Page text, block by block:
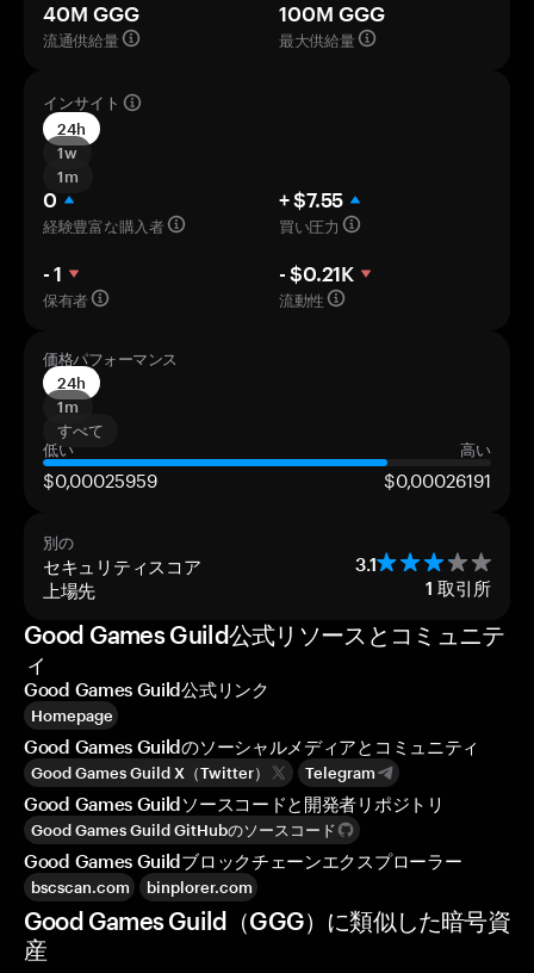
40M GGG
流通供給量
100M GGG
最大供給量
インサイト
24h
1w
1m
0
経験豊富な購入者
+ $7.55
買い圧力
- 1
保有者
- $0.21K
流動性
価格パフォーマンス
24h
1m
すべて
低い
高い
$0,00025959 $0,00026191
別の
セキュリティスコア 3.1
上場先 1 取引所
Good Games Guild公式リソースとコミュニテ
ィ
Good Games Guild公式リンク
Homepage
Good Games Guildのソーシャルメディアとコミュニティ
Good Games Guild X（Twitter） Telegram
Good Games Guildソースコードと開発者リポジトリ
Good Games Guild GitHubのソースコード
Good Games Guildブロックチェーンエクスプローラー
bscscan.com binplorer.com
Good Games Guild（GGG）に類似した暗号資
産